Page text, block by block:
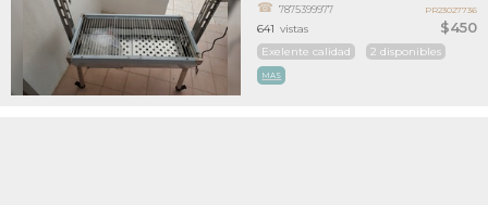
$450
7875399977
Exelente calidad 2 disponibles
MAS
641 vistas
PR23027736